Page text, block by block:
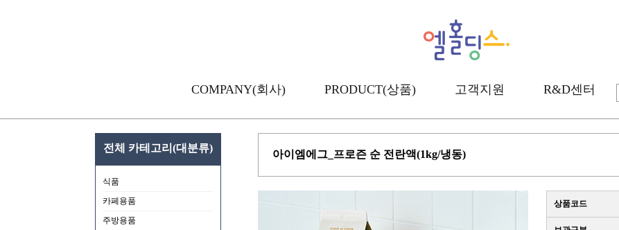
COMPANY(회사) PRODUCT(상품) 고객지원 R&D센터
전체 카테고리(대분류)
식품
카페용품
주방용품
아이엠에그_프로즌 순 전란액(1kg/냉동)
상품코드